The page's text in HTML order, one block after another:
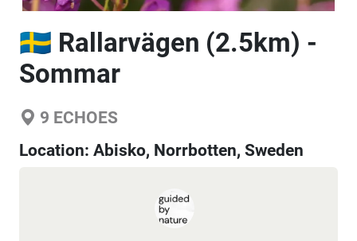
🇸🇪 Rallarvägen (2.5km) -
Sommar
9 ECHOES
Location: Abisko, Norrbotten, Sweden